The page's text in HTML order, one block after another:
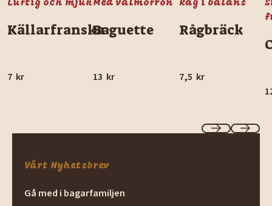
Luftig och mjuk
Källarfranska
7 kr
Med valmofrön
Baguette
13 kr
Råg i balans
Rågbräck
7,5 kr
PreviousNext
Vårt Nyhetsbrev
Gå med i bagarfamiljen